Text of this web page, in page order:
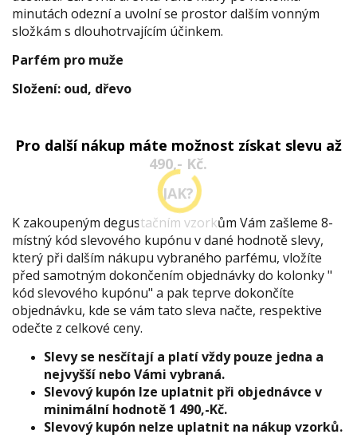
minutách odezní a uvolní se prostor dalším vonným
složkám s dlouhotrvajícím účinkem.
Parfém pro muže
Složení: oud, dřevo
Pro další nákup máte možnost získat slevu až
490,- Kč.
JAK?
K zakoupeným degustačním vzorkům Vám zašleme 8-
místný kód slevového kupónu v dané hodnotě slevy,
který při dalším nákupu vybraného parfému, vložíte
před samotným dokončením objednávky do kolonky "
kód slevového kupónu" a pak teprve dokončíte
objednávku, kde se vám tato sleva načte, respektive
odečte z celkové ceny.
Slevy se nesčítají a platí vždy pouze jedna a
nejvyšší nebo Vámi vybraná.
Slevový kupón lze uplatnit při objednávce v
minimální hodnotě 1 490,-Kč.
Slevový kupón nelze uplatnit na nákup vzorků.